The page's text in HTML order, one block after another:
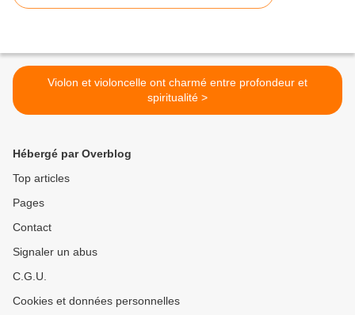
Violon et violoncelle ont charmé entre profondeur et
spiritualité >
Hébergé par Overblog
Top articles
Pages
Contact
Signaler un abus
C.G.U.
Cookies et données personnelles